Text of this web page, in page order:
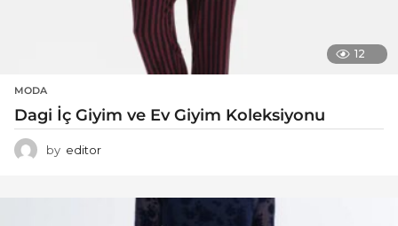
12
MODA
Dagi İç Giyim ve Ev Giyim Koleksiyonu
by editor